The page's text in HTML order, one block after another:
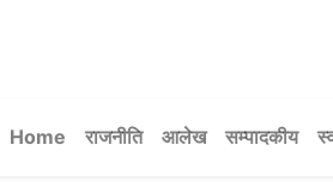
Home राजनीति आलेख सम्पादकीय